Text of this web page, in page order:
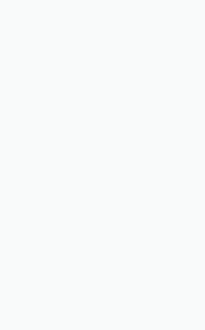
4, Dezember